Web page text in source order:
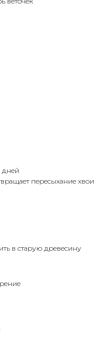
дней
пересыхание хвои
в старую древесину